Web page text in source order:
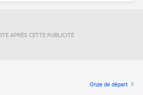
APRÈS CETTE PUBLICITÉ
Onze de départ